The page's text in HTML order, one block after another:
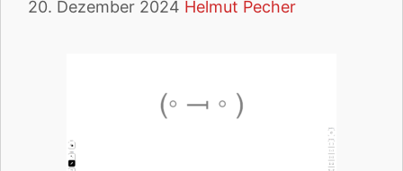
20. Dezember 2024 Helmut Pecher